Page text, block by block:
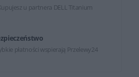
u partnera DELL Titanium
płatności wspierają Przelewy24